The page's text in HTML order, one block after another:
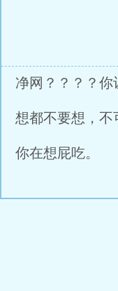
净网？？？？你
想都不要想，不
你在想屁吃。